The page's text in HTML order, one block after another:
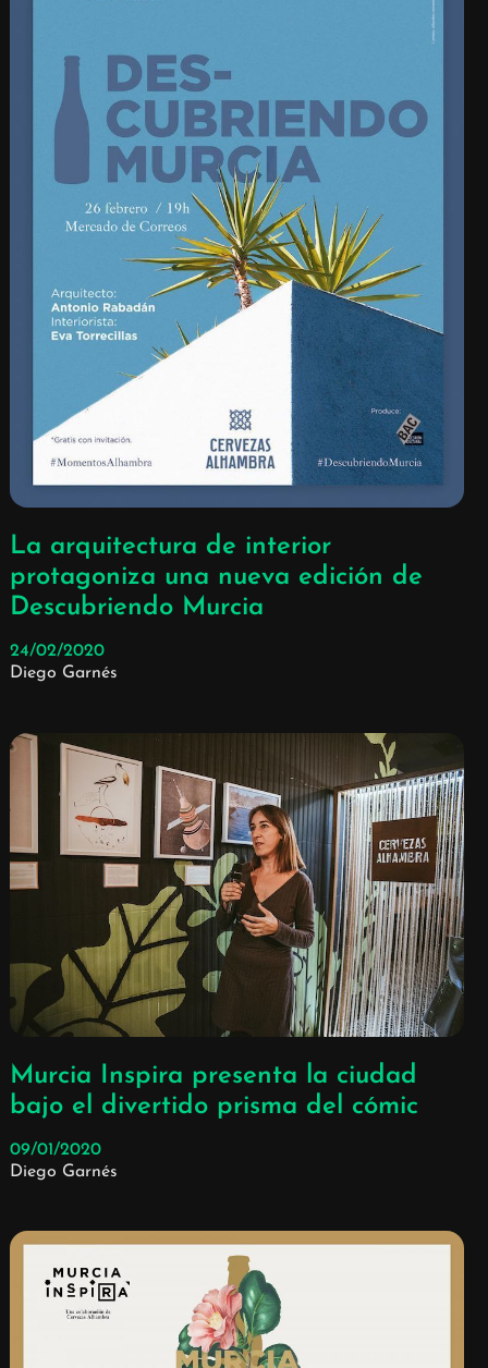
La arquitectura de interior
protagoniza una nueva edición de
Descubriendo Murcia
24/02/2020
Diego Garnés
Murcia Inspira presenta la ciudad
bajo el divertido prisma del cómic
09/01/2020
Diego Garnés